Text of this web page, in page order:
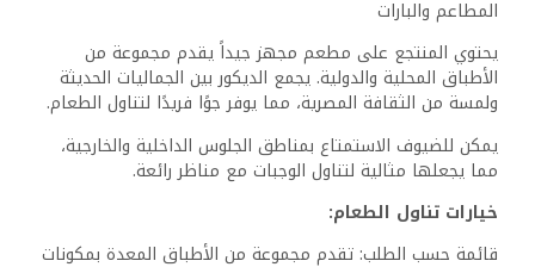
أطباق معينة.
تعكس المأكولات التراث الغني المطبخ المصري، مع التركيز على
استخدام المكونات المحلية والموسمية
راحة أماكن إقامتهم. يقدم مقهى المنتجع أيضًا مجموعة من
الوجبات الخفيفة والمشروبات، مما يجعله مثاليًا لوجبة خفيفة
سريعة أو كيكة بعد الظهر.
الترفيه والأنشطة